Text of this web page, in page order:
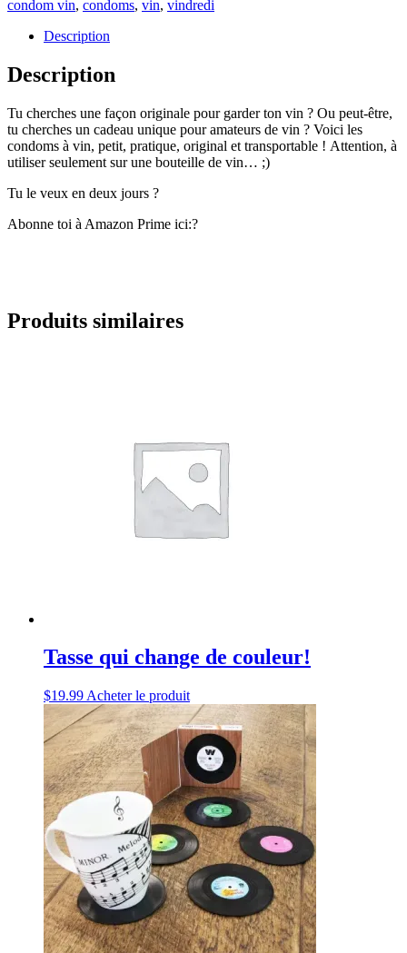
condom vin, condoms, vin, vindredi
Description
Description
Tu cherches une façon originale pour garder ton vin ? Ou peut-être,
tu cherches un cadeau unique pour amateurs de vin ? Voici les
condoms à vin, petit, pratique, original et transportable ! Attention, à
utiliser seulement sur une bouteille de vin… ;)
Tu le veux en deux jours ?
Abonne toi à Amazon Prime ici:?
Produits similaires
Tasse qui change de couleur!
$19.99 Acheter le produit